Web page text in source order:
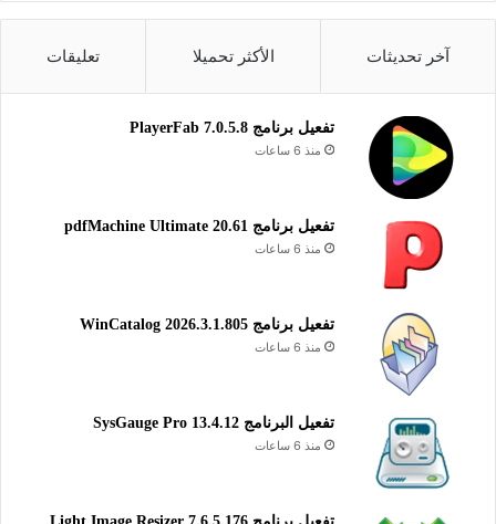
وسلسة تتيح للمستخدمين كتابة الأكواد وتعديل النصوص بسرعة
المبتدئين والمحترفين على حد سواء. بالإضافة إلى ذلك، يتميز
والتنظيم أثناء العمل على المشاريع المختلفة.
أدوات التطوير
تحرير نصوص البرمجة
آخر تحديثات الأكثر تحميلا تعليقات
تفعيل برنامج PlayerFab 7.0.5.8
منذ 6 ساعات
تفعيل برنامج pdfMachine Ultimate 20.61
منذ 6 ساعات
تفعيل برنامج WinCatalog 2026.3.1.805
منذ 6 ساعات
تفعيل البرنامج 13.4.12 SysGauge Pro
منذ 6 ساعات